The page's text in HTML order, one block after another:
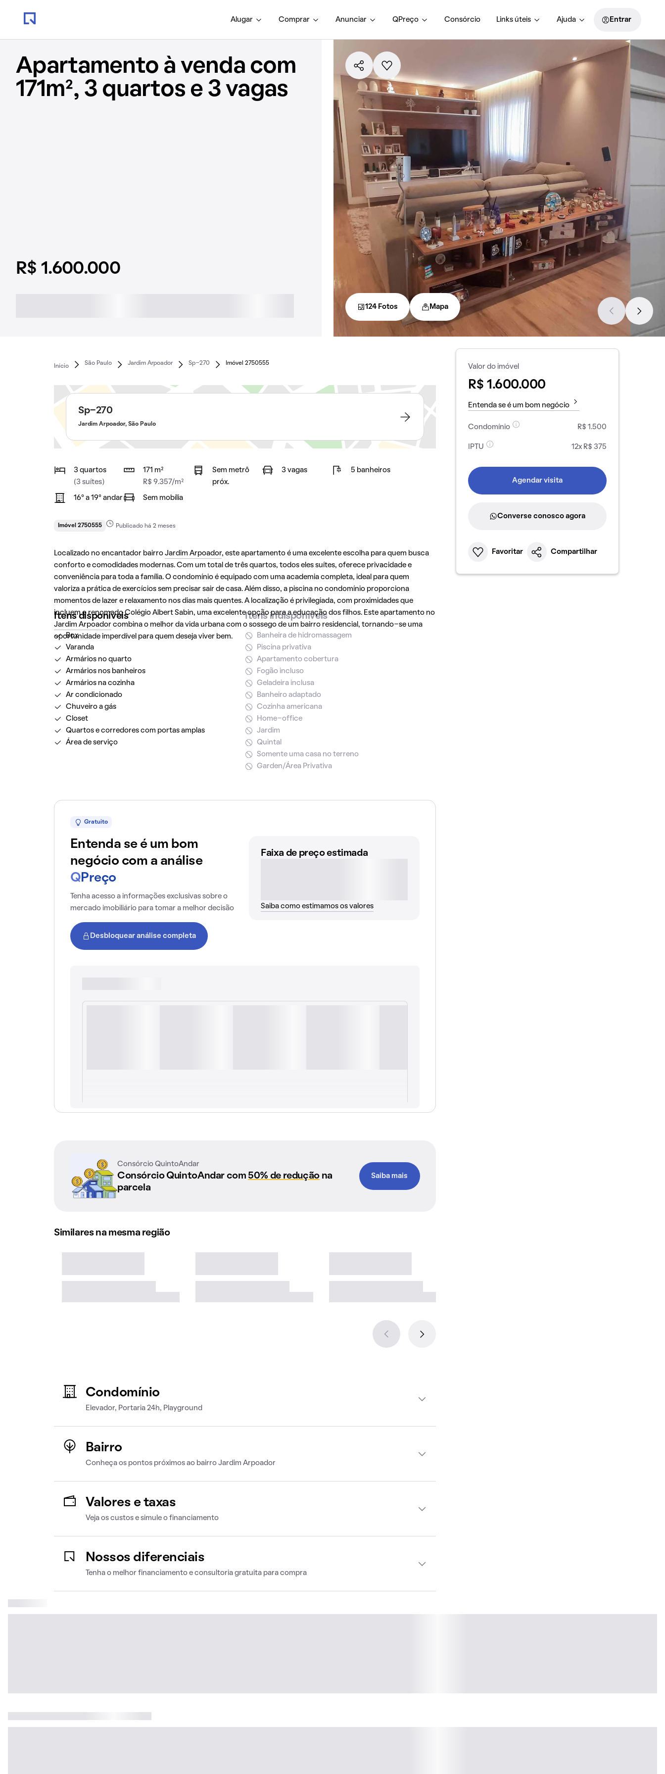
Alugar Comprar Anunciar QPreço Consórcio Links úteis Ajuda Entrar
Apartamento à venda com
171m², 3 quartos e 3 vagas
R$ 1.600.000
124 Fotos Mapa
Início
São Paulo Jardim Arpoador Sp-270 Imóvel 2750555
Sp-270
Jardim Arpoador, São Paulo
3 quartos
(3 suítes)
171 m²
R$ 9.357/m²
Sem metrô
próx.
3 vagas 5 banheiros
16° a 19° andar Sem mobília
Imóvel 2750555 Publicado há 2 meses
Localizado no encantador bairro Jardim Arpoador, este apartamento é uma excelente escolha para quem busca
conforto e comodidades modernas. Com um total de três quartos, todos eles suítes, oferece privacidade e
conveniência para toda a família. O condomínio é equipado com uma academia completa, ideal para quem
valoriza a prática de exercícios sem precisar sair de casa. Além disso, a piscina no condomínio proporciona
momentos de lazer e relaxamento nos dias mais quentes. A localização é privilegiada, com proximidades que
incluem o renomado Colégio Albert Sabin, uma excelente opção para a educação dos filhos. Este apartamento no
Jardim Arpoadorcombina o melhor da vida urbana com o sossego de um bairro residencial, tornando-se uma
oportunidade imperdível para quem deseja viver bem.
Itens disponíveis
Box
Varanda
Armários no quarto
Armários nos banheiros
Armários na cozinha
Ar condicionado
Chuveiro a gás
Closet
Quartos e corredores com portas amplas
Área de serviço
Itens indisponíveis
Banheira de hidromassagem
Piscina privativa
Apartamento cobertura
Fogão incluso
Geladeira inclusa
Banheiro adaptado
Cozinha americana
Home-office
Jardim
Quintal
Somente uma casa no terreno
Garden/Área Privativa
Gratuito
Entenda se é um bom
negócio com a análise
Q Preço
Tenha acesso a informações exclusivas sobre o
mercado imobiliário para tomar a melhor decisão
Desbloquear análise completa
Faixa de preço estimada
Saiba como estimamos os valores
Consórcio QuintoAndar
Consórcio QuintoAndar com 50% de reduçãona
parcela
Saiba mais
Similares na mesma região
Condomínio
Elevador, Portaria 24h, Playground
Bairro
Conheça os pontos próximos ao bairro Jardim Arpoador
Valores e taxas
Veja os custos e simule o financiamento
Nossos diferenciais
Tenha o melhor financiamento e consultoria gratuita para compra
Valor do imóvel
R$ 1.600.000
Entenda se é um bom negócio
Condomínio R$ 1.500
IPTU 12x R$ 375
Agendar visita
Converse conosco agora
Favoritar Compartilhar